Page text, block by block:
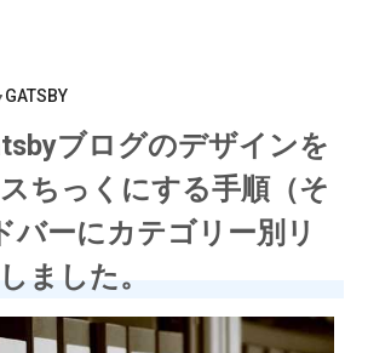
GATSBY
ブログのデザインを
ちっくにする手順（そ
バーにカテゴリー別リ
ました。